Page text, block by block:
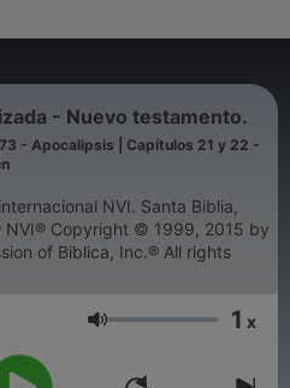
- Nuevo testamento.
- Apocalipsis | Capítulos 21 y 22 -
NVI. Santa Biblia,
NVI® Copyright © 1999, 2015 by
of Biblica, Inc.® All rights
Volumen 1 x